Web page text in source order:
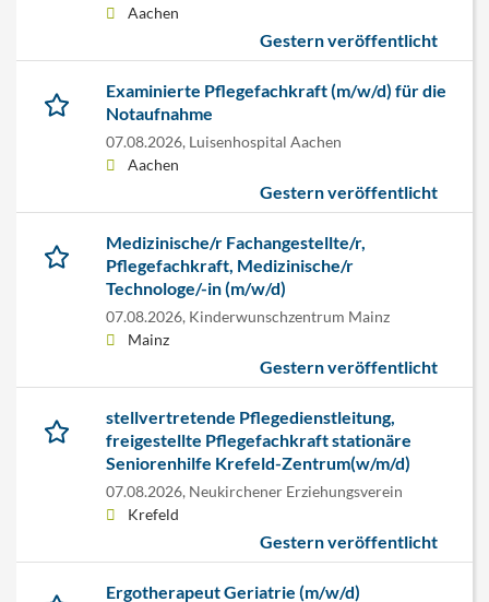
Aachen
Gestern veröffentlicht
Examinierte Pflegefachkraft (m/w/d) für die
Notaufnahme
07.08.2026, Luisenhospital Aachen
Aachen
Gestern veröffentlicht
Medizinische/r Fachangestellte/r,
Pflegefachkraft, Medizinische/r
Technologe/-in (m/w/d)
07.08.2026, Kinderwunschzentrum Mainz
Mainz
Gestern veröffentlicht
stellvertretende Pflegedienstleitung,
freigestellte Pflegefachkraft stationäre
Seniorenhilfe Krefeld-Zentrum(w/m/d)
07.08.2026, Neukirchener Erziehungsverein
Krefeld
Gestern veröffentlicht
Ergotherapeut Geriatrie (m/w/d)